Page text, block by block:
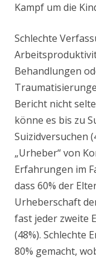
Kampf um die
Schlechte
Behandlungen
Bericht nicht
könne es bis zu
Suizidversuchen
„Urheber“ von
Erfahrungen im
dass 60% der
Urheberschaft
fast jeder zweite
(48%). Schlechte
80% gemacht,